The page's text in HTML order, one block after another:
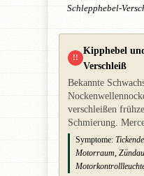
Schlepphebel-
!!
Kipphebel
Verschleiß
Bekannte
verschleißen
Schmierung.
Symptome:
Motorraum,